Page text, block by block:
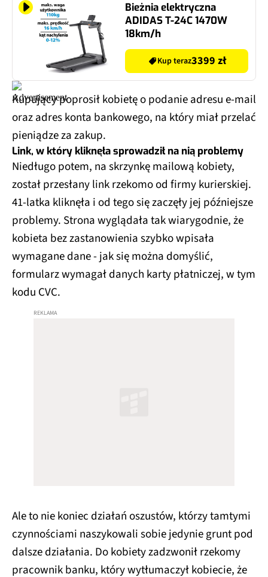
Bieżnia elektryczna
ADIDAS T-24C 1470W
18km/h
Kup teraz3399 zł
Kupujący poprosił kobietę o podanie adresu e-mail
oraz adres konta bankowego, na który miał przelać
pieniądze za zakup.
Link, w który kliknęła sprowadził na nią problemy
Niedługo potem, na skrzynkę mailową kobiety,
został przesłany link rzekomo od firmy kurierskiej.
41-latka kliknęła i od tego się zaczęły jej późniejsze
problemy. Strona wyglądała tak wiarygodnie, że
kobieta bez zastanowienia szybko wpisała
wymagane dane - jak się można domyślić,
formularz wymagał danych karty płatniczej, w tym
kodu CVC.
Ale to nie koniec działań oszustów, którzy tamtymi
czynnościami naszykowali sobie jedynie grunt pod
dalsze działania. Do kobiety zadzwonił rzekomy
pracownik banku, który wytłumaczył kobiecie, że